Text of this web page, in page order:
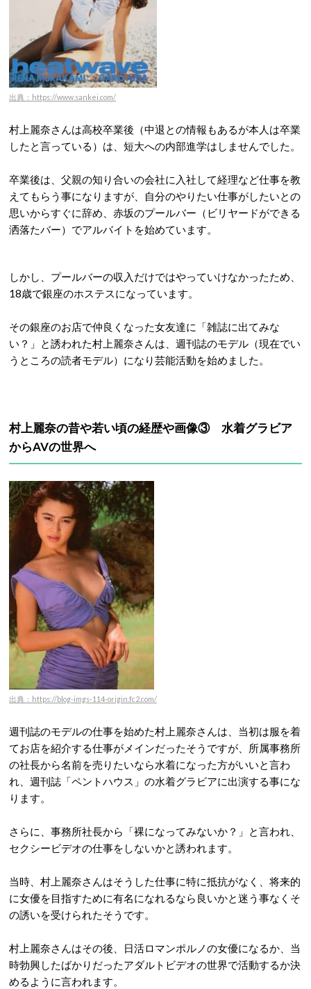
出典：https://www.sankei.com/
村上麗奈さんは高校卒業後（中退との情報もあるが本人は卒業
したと言っている）は、短大への内部進学はしませんでした。
卒業後は、父親の知り合いの会社に入社して経理など仕事を教
えてもらう事になりますが、自分のやりたい仕事がしたいとの
思いからすぐに辞め、赤坂のプールバー（ビリヤードができる
洒落たバー）でアルバイトを始めています。
しかし、プールバーの収入だけではやっていけなかったため、
18歳で銀座のホステスになっています。
その銀座のお店で仲良くなった女友達に「雑誌に出てみな
い？」と誘われた村上麗奈さんは、週刊誌のモデル（現在でい
うところの読者モデル）になり芸能活動を始めました。
村上麗奈の昔や若い頃の経歴や画像③ 水着グラビア
からAVの世界へ
出典：https://blog-imgs-114-origin.fc2.com/
週刊誌のモデルの仕事を始めた村上麗奈さんは、当初は服を着
てお店を紹介する仕事がメインだったそうですが、所属事務所
の社長から名前を売りたいなら水着になった方がいいと言わ
れ、週刊誌「ペントハウス」の水着グラビアに出演する事にな
ります。
さらに、事務所社長から「裸になってみないか？」と言われ、
セクシービデオの仕事をしないかと誘われます。
当時、村上麗奈さんはそうした仕事に特に抵抗がなく、将来的
に女優を目指すために有名になれるなら良いかと迷う事なくそ
の誘いを受けられたそうです。
村上麗奈さんはその後、日活ロマンポルノの女優になるか、当
時勃興したばかりだったアダルトビデオの世界で活動するか決
めるように言われます。